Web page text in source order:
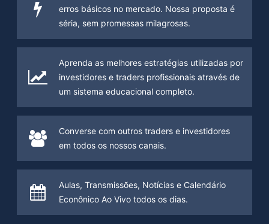
erros básicos no mercado. Nossa proposta é
séria, sem promessas milagrosas.
Aprenda as melhores estratégias utilizadas por
investidores e traders profissionais através de
um sistema educacional completo.
Converse com outros traders e investidores
em todos os nossos canais.
Aulas, Transmissões, Notícias e Calendário
Econônico Ao Vivo todos os dias.